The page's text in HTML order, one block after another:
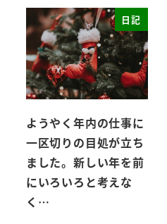
日記
ようやく年内の仕事に
一区切りの目処が立ち
ました。新しい年を前
にいろいろと考えな
く…